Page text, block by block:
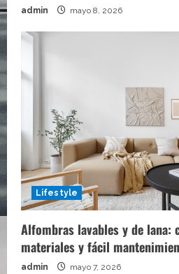
admin mayo 8, 2026
Lifestyle
Alfombras lavables y de lana:
materiales y fácil
admin mayo 7, 2026